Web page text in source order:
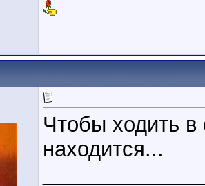
Чтобы ходить в
находится...